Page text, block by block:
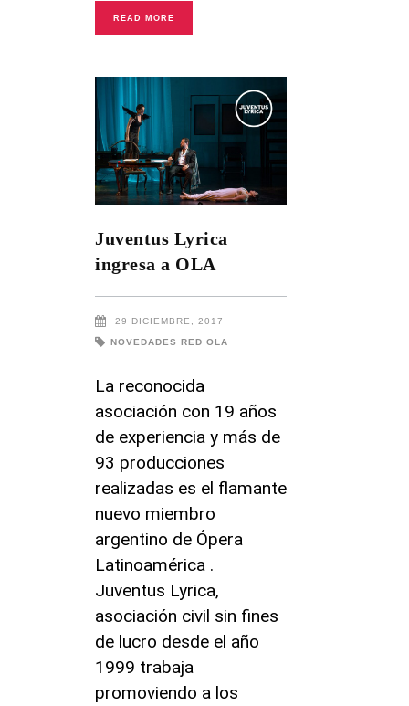
READ MORE
Juventus Lyrica
ingresa a OLA
29 DICIEMBRE, 2017
NOVEDADES RED OLA
La reconocida
asociación con 19 años
de experiencia y más de
93 producciones
realizadas es el flamante
nuevo miembro
argentino de Ópera
Latinoamérica .
Juventus Lyrica,
asociación civil sin fines
de lucro desde el año
1999 trabaja
promoviendo a los